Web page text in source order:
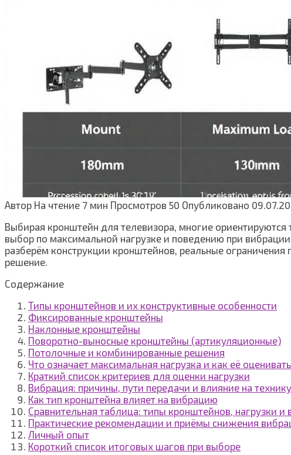
Автор На чтение 7 мин Просмотров 50 Опубликовано
Выбирая кронштейн для телевизора, многие
выбор по максимальной нагрузке и поведению при
разберём конструкции кронштейнов, реальные
решение.
Содержание
Типы кронштейнов и их конструктивные особенности
Фиксированные кронштейны
Наклонные кронштейны
Поворотно-выносные кронштейны (артикуляционные)
Потолочные и комбинированные решения
Что означает максимальная нагрузка и как её
Краткий список критериев для оценки нагрузки
Вибрация: причины, пути передачи и влияние на технику
Как тип кронштейна влияет на вибрацию
Сравнительная таблица: типы кронштейнов, нагрузки и
Практические рекомендации и приёмы снижения
Личный опыт
Короткий список итоговых шагов при выборе